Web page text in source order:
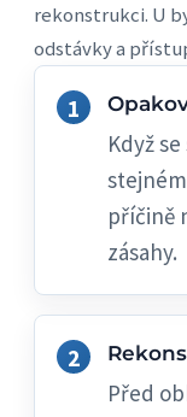
rekonstrukci. U
odstávky a
Když
příčině
zásahy.
Před